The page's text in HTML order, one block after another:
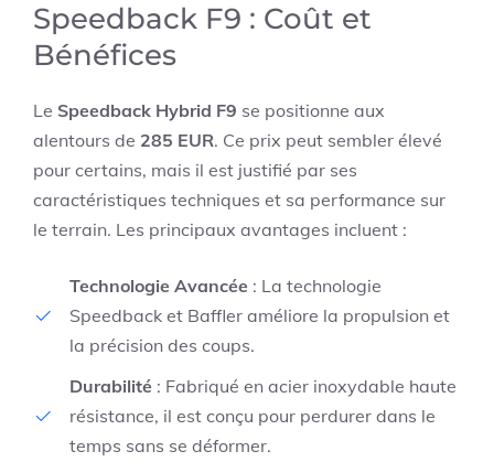
Speedback F9 : Coût et
Bénéfices
Le Speedback Hybrid F9 se positionne aux
alentours de 285 EUR. Ce prix peut sembler élevé
pour certains, mais il est justifié par ses
caractéristiques techniques et sa performance sur
le terrain. Les principaux avantages incluent :
Technologie Avancée : La technologie
Speedback et Baffler améliore la propulsion et
la précision des coups.
Durabilité : Fabriqué en acier inoxydable haute
résistance, il est conçu pour perdurer dans le
temps sans se déformer.